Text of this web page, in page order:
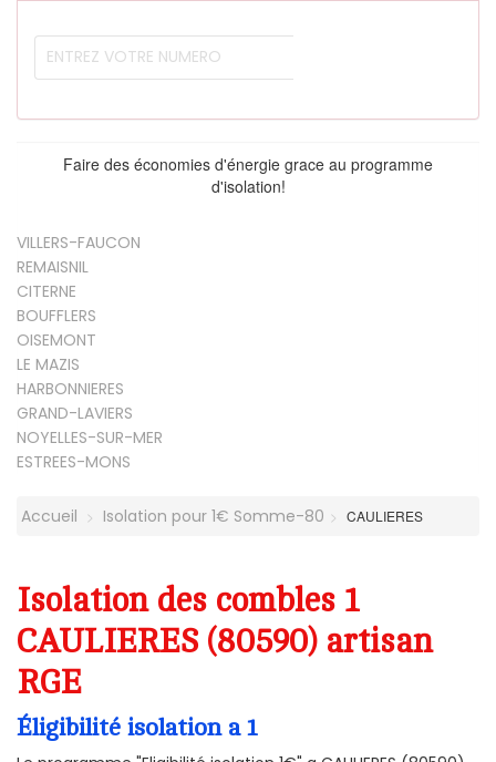
Faire des économies d'énergie grace au programme
d'isolation!
VILLERS-FAUCON
REMAISNIL
CITERNE
BOUFFLERS
OISEMONT
LE MAZIS
HARBONNIERES
GRAND-LAVIERS
NOYELLES-SUR-MER
ESTREES-MONS
Accueil Isolation pour 1€ Somme-80 CAULIERES
Isolation des combles 1
CAULIERES (80590) artisan
RGE
Éligibilité isolation a 1